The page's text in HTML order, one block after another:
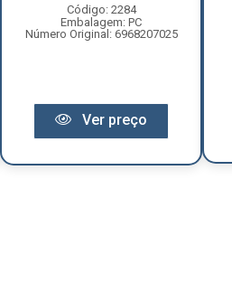
Código: 2284
Embalagem: PC
Número Original: 6968207025
Ver preço